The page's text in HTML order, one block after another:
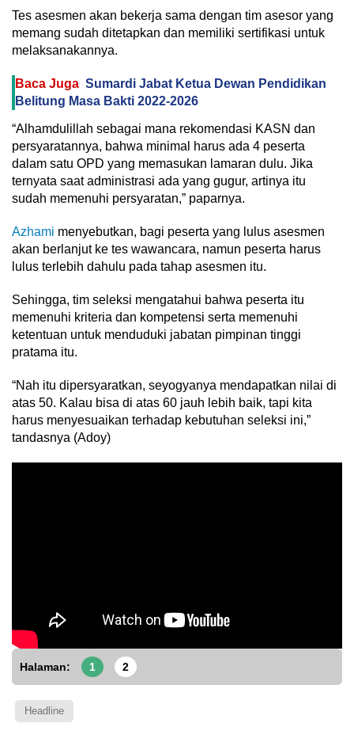
Tes asesmen akan bekerja sama dengan tim asesor yang
memang sudah ditetapkan dan memiliki sertifikasi untuk
melaksanakannya.
Baca Juga Sumardi Jabat Ketua Dewan Pendidikan
Belitung Masa Bakti 2022-2026
“Alhamdulillah sebagai mana rekomendasi KASN dan
persyaratannya, bahwa minimal harus ada 4 peserta
dalam satu OPD yang memasukan lamaran dulu. Jika
ternyata saat administrasi ada yang gugur, artinya itu
sudah memenuhi persyaratan,” paparnya.
Azhami menyebutkan, bagi peserta yang lulus asesmen
akan berlanjut ke tes wawancara, namun peserta harus
lulus terlebih dahulu pada tahap asesmen itu.
Sehingga, tim seleksi mengatahui bahwa peserta itu
memenuhi kriteria dan kompetensi serta memenuhi
ketentuan untuk menduduki jabatan pimpinan tinggi
pratama itu.
“Nah itu dipersyaratkan, seyogyanya mendapatkan nilai di
atas 50. Kalau bisa di atas 60 jauh lebih baik, tapi kita
harus menyesuaikan terhadap kebutuhan seleksi ini,”
tandasnya (Adoy)
Halaman: 1 2
Headline